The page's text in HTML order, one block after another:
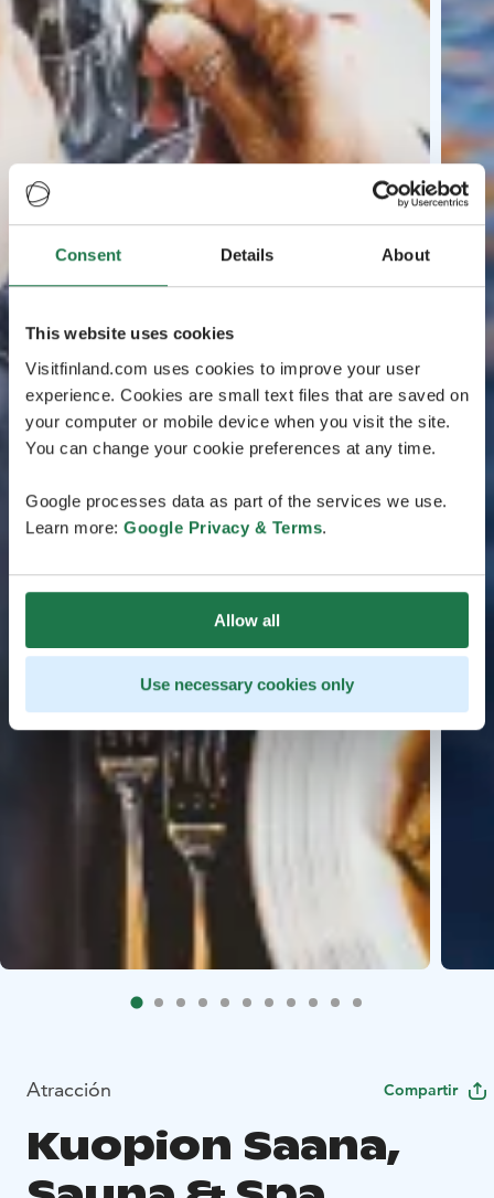
Consent Details About
This website uses cookies
Visitfinland.com uses cookies to improve your user
experience. Cookies are small text files that are saved on
your computer or mobile device when you visit the site.
You can change your cookie preferences at any time.
Google processes data as part of the services we use.
Learn more: Google Privacy & Terms.
Allow all
Use necessary cookies only
Atracción Compartir
Kuopion Saana,